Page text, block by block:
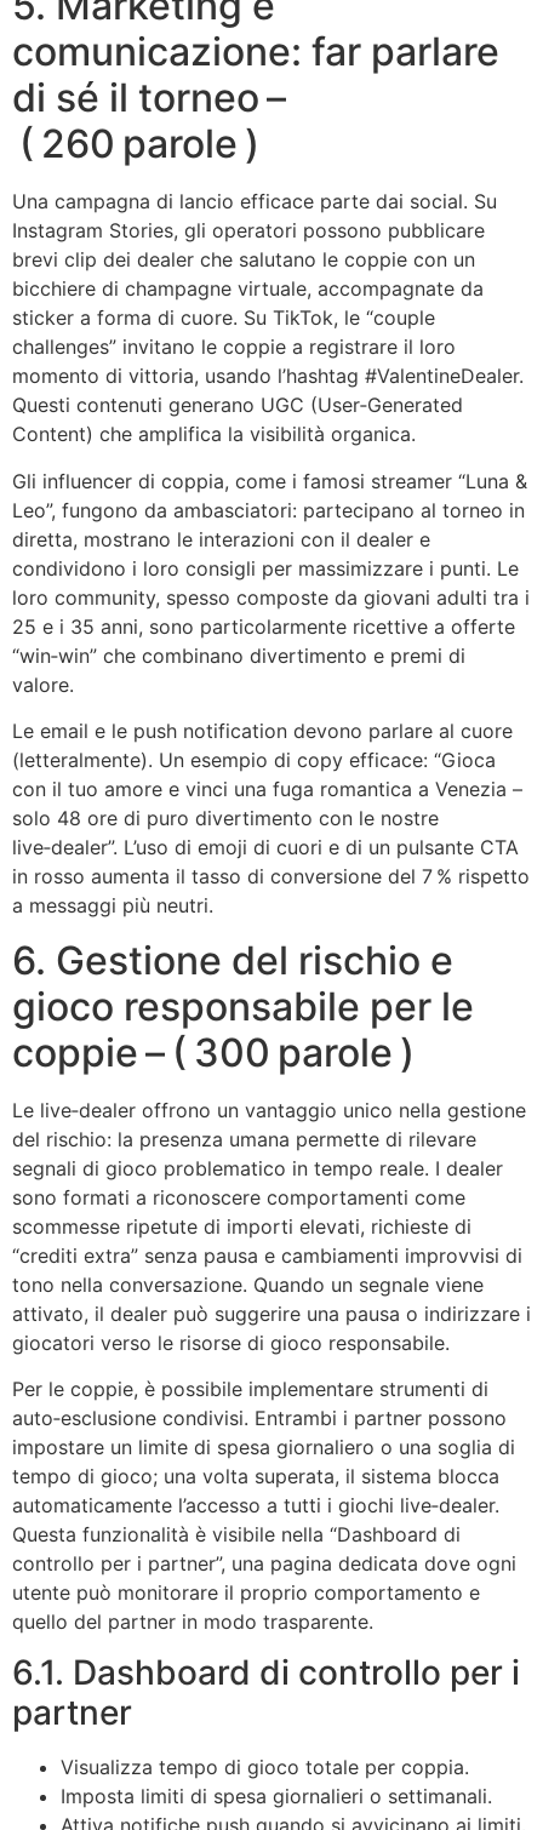
comunicazione: far parlare
di sé il torneo –
( 260 parole )
Una campagna di lancio efficace parte dai social. Su
Instagram Stories, gli operatori possono pubblicare
brevi clip dei dealer che salutano le coppie con un
bicchiere di champagne virtuale, accompagnate da
sticker a forma di cuore. Su TikTok, le “couple
challenges” invitano le coppie a registrare il loro
momento di vittoria, usando l’hashtag #ValentineDealer.
Questi contenuti generano UGC (User‑Generated
Content) che amplifica la visibilità organica.
Gli influencer di coppia, come i famosi streamer “Luna &
Leo”, fungono da ambasciatori: partecipano al torneo in
diretta, mostrano le interazioni con il dealer e
condividono i loro consigli per massimizzare i punti. Le
loro community, spesso composte da giovani adulti tra i
25 e i 35 anni, sono particolarmente ricettive a offerte
“win‑win” che combinano divertimento e premi di
valore.
Le email e le push notification devono parlare al cuore
(letteralmente). Un esempio di copy efficace: “Gioca
con il tuo amore e vinci una fuga romantica a Venezia –
solo 48 ore di puro divertimento con le nostre
live‑dealer”. L’uso di emoji di cuori e di un pulsante CTA
in rosso aumenta il tasso di conversione del 7 % rispetto
a messaggi più neutri.
6. Gestione del rischio e
gioco responsabile per le
coppie – ( 300 parole )
Le live‑dealer offrono un vantaggio unico nella gestione
del rischio: la presenza umana permette di rilevare
segnali di gioco problematico in tempo reale. I dealer
sono formati a riconoscere comportamenti come
scommesse ripetute di importi elevati, richieste di
“crediti extra” senza pausa e cambiamenti improvvisi di
tono nella conversazione. Quando un segnale viene
attivato, il dealer può suggerire una pausa o indirizzare i
giocatori verso le risorse di gioco responsabile.
Per le coppie, è possibile implementare strumenti di
auto‑esclusione condivisi. Entrambi i partner possono
impostare un limite di spesa giornaliero o una soglia di
tempo di gioco; una volta superata, il sistema blocca
automaticamente l’accesso a tutti i giochi live‑dealer.
Questa funzionalità è visibile nella “Dashboard di
controllo per i partner”, una pagina dedicata dove ogni
utente può monitorare il proprio comportamento e
quello del partner in modo trasparente.
6.1. Dashboard di controllo per i
partner
Visualizza tempo di gioco totale per coppia.
Imposta limiti di spesa giornalieri o settimanali.